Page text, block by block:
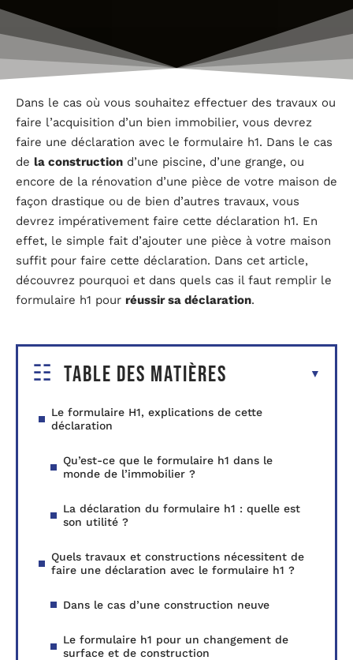
Dans le cas où vous souhaitez effectuer des travaux ou
faire l’acquisition d’un bien immobilier, vous devrez
faire une déclaration avec le formulaire h1. Dans le cas
de la construction d’une piscine, d’une grange, ou
encore de la rénovation d’une pièce de votre maison de
façon drastique ou de bien d’autres travaux, vous
devrez impérativement faire cette déclaration h1. En
effet, le simple fait d’ajouter une pièce à votre maison
suffit pour faire cette déclaration. Dans cet article,
découvrez pourquoi et dans quels cas il faut remplir le
formulaire h1 pour réussir sa déclaration.
Table des matières
Le formulaire H1, explications de cette
déclaration
Qu’est-ce que le formulaire h1 dans le
monde de l’immobilier ?
La déclaration du formulaire h1 : quelle est
son utilité ?
Quels travaux et constructions nécessitent de
faire une déclaration avec le formulaire h1 ?
Dans le cas d’une construction neuve
Le formulaire h1 pour un changement de
surface et de construction